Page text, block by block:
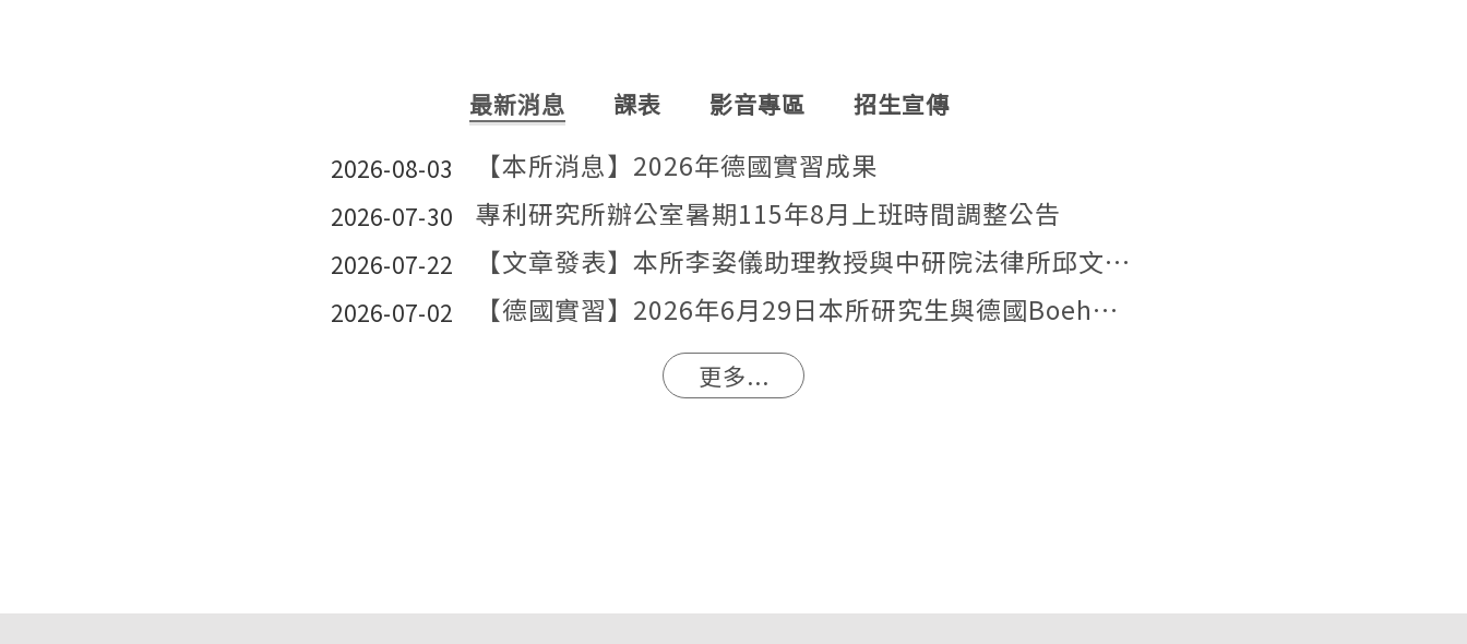
最新消息 課表 影音專區
招生宣傳
2026-08-03
【本所消息】2026年德國實習成果
2026-07-30 專利研究所辦公室暑期115年8月上班時間調整公告
2026-07-22 【文章發表】本所李姿儀助理教授與中研院法律所邱文聰研究員發表文章：「『合理使用』夠用嗎？AI模型訓練著作利用合法性之階段化分析與我國法制因應」
2026-07-02 【德國實習】2026年6月29日本所研究生與德國Boehmert & Boehmert專利事務所一同參訪歐洲專利局。
更多...